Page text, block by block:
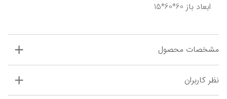
ابعاد باز 60*60*15
مشخصات محصول
نظر کاربران